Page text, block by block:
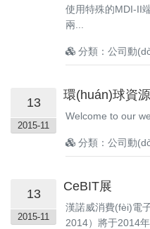
使用特殊的MDI-II
兩...
分類：公司動
13
2015-11
環(huán)球資
Welcome to our
分類：公司動
13
2015-11
CeBIT展
漢諾威消費(fèi)電
2014）將于2014年